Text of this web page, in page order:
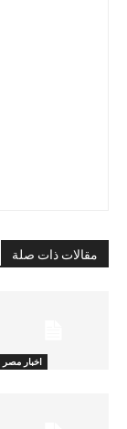
مقالات ذات صلة
اخبار مصر